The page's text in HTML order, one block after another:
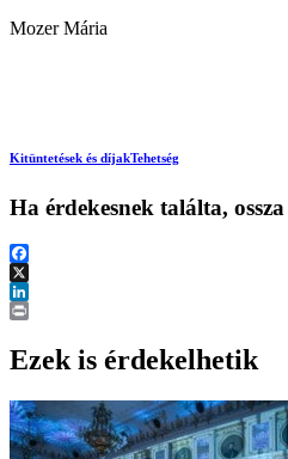
Mozer Mária
Kitüntetések és díjakTehetség
Ha érdekesnek találta,
Facebook
X
LinkedIn
Ezek is érdekelhetik